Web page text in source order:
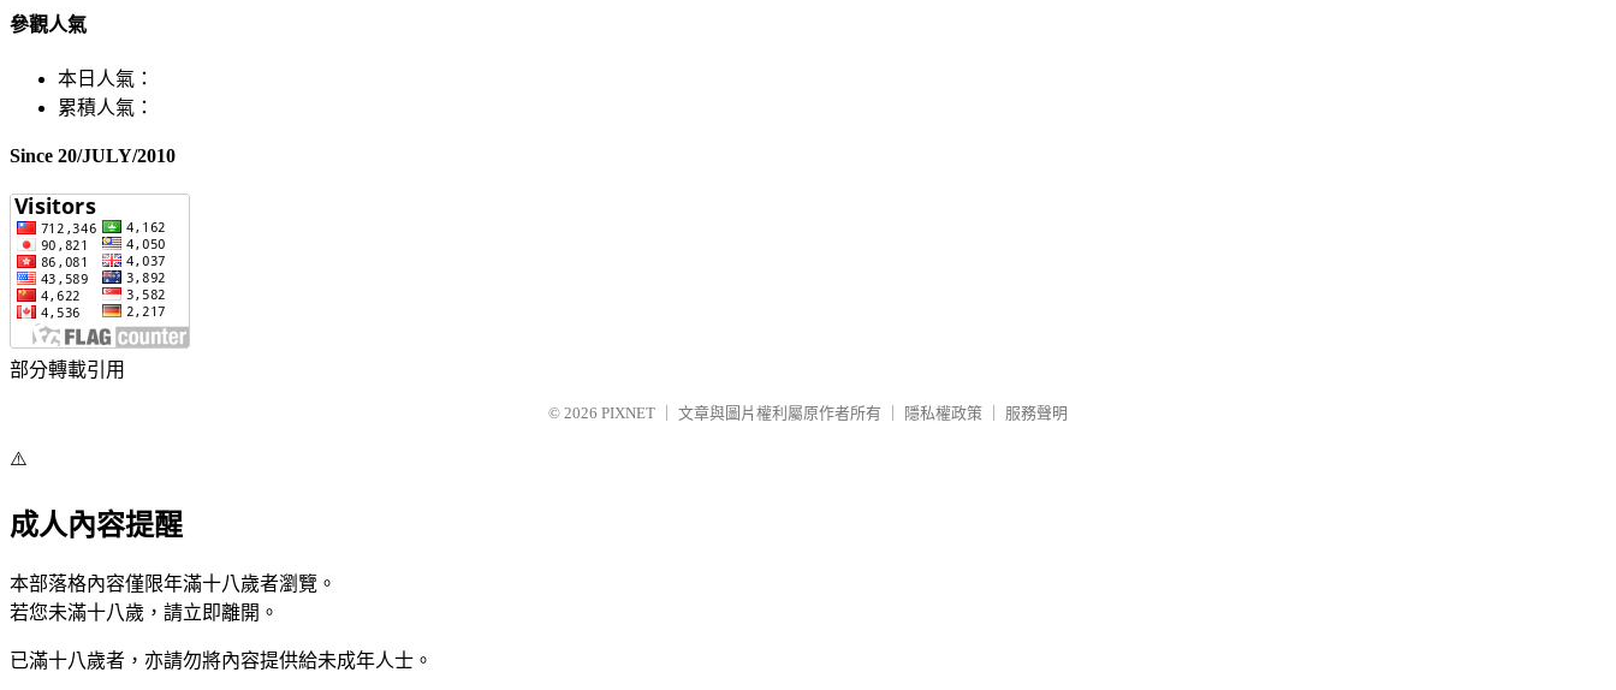
參觀人氣
本日人氣：
累積人氣：
Since 20/JULY/2010
部分轉載引用
© 2026 PIXNET 文章與圖片權利屬原作者所有 隱私權政策 服務聲明
⚠️
成人內容提醒
本部落格內容僅限年滿十八歲者瀏覽。
若您未滿十八歲，請立即離開。
已滿十八歲者，亦請勿將內容提供給未成年人士。